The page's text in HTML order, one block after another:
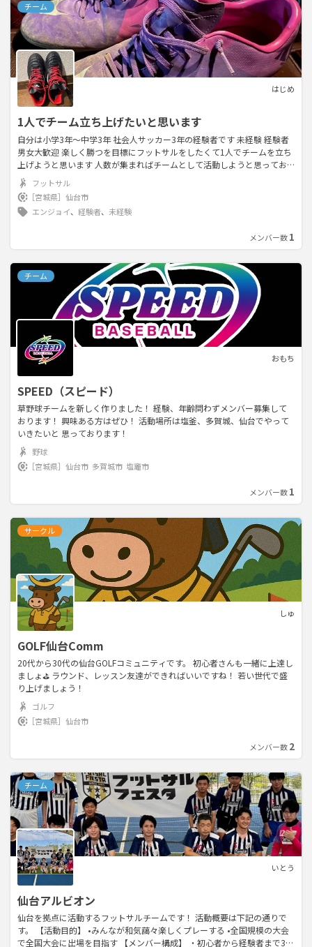
チーム
はじめ
1人でチーム立ち上げたいと思います
自分は小学3年〜中学3年 社会人サッカー3年の経験者です 未経験 経験者
男女大歓迎 楽しく勝つを目標にフットサルをしたくて1人でチームを立ち
上げようと思います 人数が集まればチームとして活動しようと思ってお
ります 毎週土曜夜にしたいと考えております 場所はミーファや松森 ワッ
セなど仙台市内で借りれるところでやりたいと思っております 基本は人
数が少ないうちは練習試合をし人数がかなり集まればチームで試合形式の
練習をしたいと考えております 1DAY大会とかナイターリーグなどにも出
ームがないなと困ってるそこのあなた少しでも力を貸してください 最低
でも5人から7人くらい集まれば活動したいと考えております 名前 年齢 サ
ッカー歴書いてコメントお願いします
フットサル
［宮城県］ 仙台市
エンジョイ、 経験者、 未経験
メンバー数1
チーム
おもち
SPEED（スピード）
草野球チームを新しく作りました！ 経験、年齢問わずメンバー募集して
おります！ 興味ある方はぜひ！ 活動場所は塩釜、多賀城、仙台でやって
いきたいと 思っております！
野球
［宮城県］ 仙台市 多賀城市 塩竈市
メンバー数1
サークル
しゅ
GOLF仙台Comm
20代から30代の仙台GOLFコミュニティです。 初心者さんも一緒に上達し
ましょ⛳️ ラウンド、レッスン友達ができればいいですね！ 若い世代で盛
り上げましょう！
ゴルフ
［宮城県］ 仙台市
メンバー数2
チーム
いとう
仙台アルビオン
仙台を拠点に活動するフットサルチームです！ 活動概要は下記の通りで
す。 【活動目的】 •みんなが和気藹々楽しくプレーする •全国規模の大会
で全国大会に出場を目指す 【メンバー構成】 ・初心者から経験者まで35